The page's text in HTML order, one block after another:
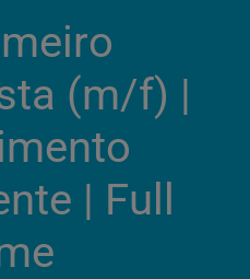
(m/f)​ |
| Full